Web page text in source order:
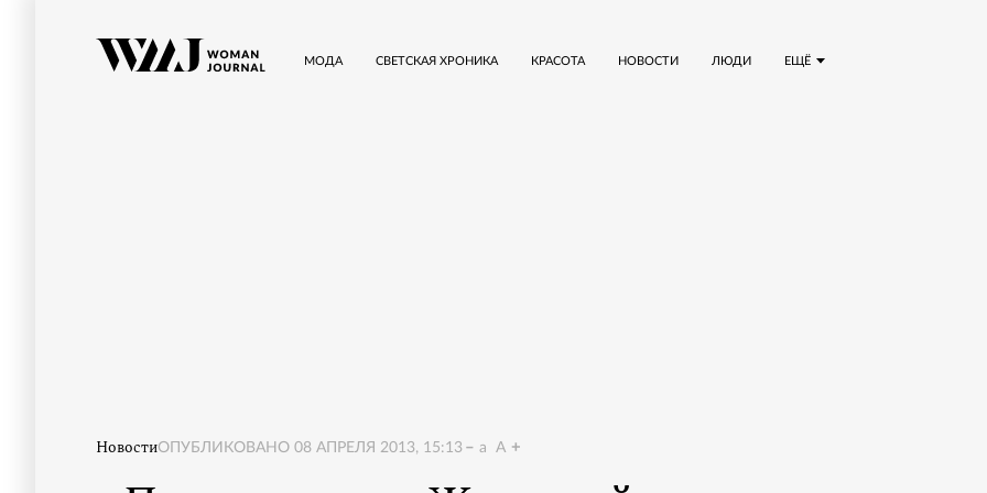
ЕЩЁ
МОДА СВЕТСКАЯ ХРОНИКА КРАСОТА НОВОСТИ ЛЮДИ
НовостиОПУБЛИКОВАНО 08 АПРЕЛЯ 2013, 15:13 a A